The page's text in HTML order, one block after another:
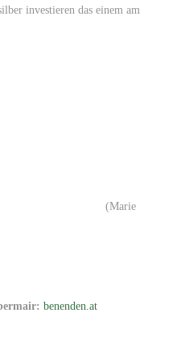
investieren das einem am
(Marie
benenden.at